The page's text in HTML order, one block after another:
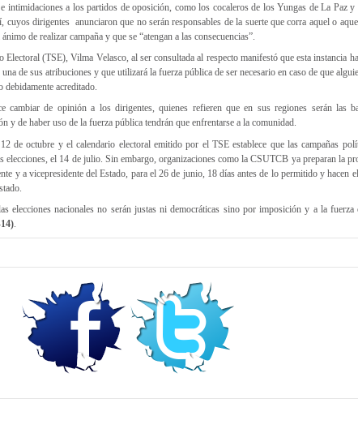
intimidaciones a los partidos de oposición, como los cocaleros de los Yungas de La Paz y
cuyos dirigentes anunciaron que no serán responsables de la suerte que corra aquel o
de realizar campaña y que se “atengan a las consecuencias”.
Electoral (TSE), Vilma Velasco, al ser consultada al respecto manifestó que esta instancia
de sus atribuciones y que utilizará la fuerza pública de ser necesario en caso de que
debidamente acreditado.
cambiar de opinión a los dirigentes, quienes refieren que en sus regiones serán las
y de haber uso de la fuerza pública tendrán que enfrentarse a la comunidad.
de octubre y el calendario electoral emitido por el TSE establece que las campañas
elecciones, el 14 de julio. Sin embargo, organizaciones como la CSUTCB ya preparan la
y a vicepresidente del Estado, para el 26 de junio, 18 días antes de lo permitido y hacen
elecciones nacionales no serán justas ni democráticas sino por imposición y a la
.